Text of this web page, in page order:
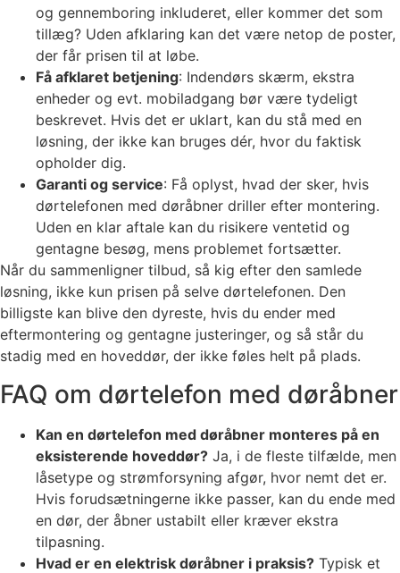
og gennemboring inkluderet, eller kommer det som
tillæg? Uden afklaring kan det være netop de poster,
der får prisen til at løbe.
Få afklaret betjening: Indendørs skærm, ekstra
enheder og evt. mobiladgang bør være tydeligt
beskrevet. Hvis det er uklart, kan du stå med en
løsning, der ikke kan bruges dér, hvor du faktisk
opholder dig.
Garanti og service: Få oplyst, hvad der sker, hvis
dørtelefonen med døråbner driller efter montering.
Uden en klar aftale kan du risikere ventetid og
gentagne besøg, mens problemet fortsætter.
Når du sammenligner tilbud, så kig efter den samlede
løsning, ikke kun prisen på selve dørtelefonen. Den
billigste kan blive den dyreste, hvis du ender med
eftermontering og gentagne justeringer, og så står du
stadig med en hoveddør, der ikke føles helt på plads.
FAQ om dørtelefon med døråbner
Kan en dørtelefon med døråbner monteres på en
eksisterende hoveddør? Ja, i de fleste tilfælde, men
låsetype og strømforsyning afgør, hvor nemt det er.
Hvis forudsætningerne ikke passer, kan du ende med
en dør, der åbner ustabilt eller kræver ekstra
tilpasning.
Hvad er en elektrisk døråbner i praksis? Typisk et